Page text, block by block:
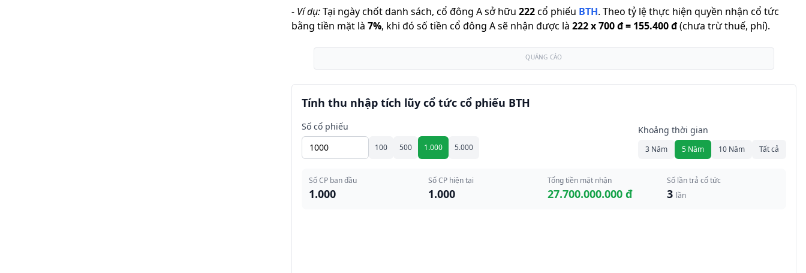
- Ví dụ:Tại ngày chốt danh sách, cổ đông A sở hữu 222cổ phiếu BTH. Theo tỷ lệ thực hiện quyền nhận cổ tức
bằng tiền mặt là 7%, khi đó số tiền cổ đông A sẽ nhận được là 222x700 đ= 155.400 đ(chưa trừ thuế, phí).
QUẢNG CÁO
Tính thu nhập tích lũy cổ tức cổ phiếu BTH
Số cổ phiếu
100 500 1.000 5.000
Khoảng thời gian
3 Năm 5 Năm 10 Năm Tất cả
Số CP ban đầu
1.000
Số CP hiện tại
1.000
Tổng tiền mặt nhận
27.700.000.000 đ
Số lần trả cổ tức
3 lần